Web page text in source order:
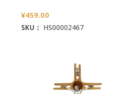
¥459.00
SKU： HS00002467